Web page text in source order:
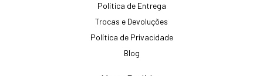
Política de Entrega
Trocas e Devoluções
Política de Privacidade
Blog